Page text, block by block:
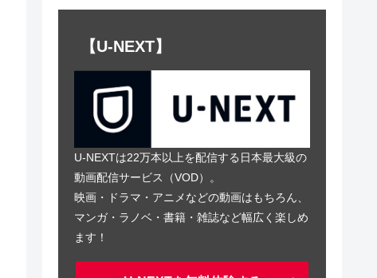
【U-NEXT】
U-NEXTは22万本以上を配信する日本最大級の
動画配信サービス（VOD）。
映画・ドラマ・アニメなどの動画はもちろん、
マンガ・ラノベ・書籍・雑誌など幅広く楽しめ
ます！